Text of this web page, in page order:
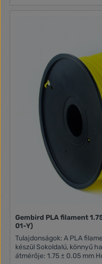
Gembird PLA filament
01-Y)
Tulajdonságok: A PLA filament biológiailag lebomló anyagból
készül Sokoldalú, könnyű
átmérője: 1.75 ± 0.05 mm